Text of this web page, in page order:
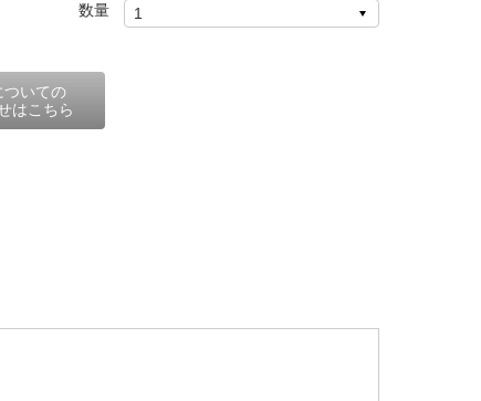
数量
ついての
はこちら